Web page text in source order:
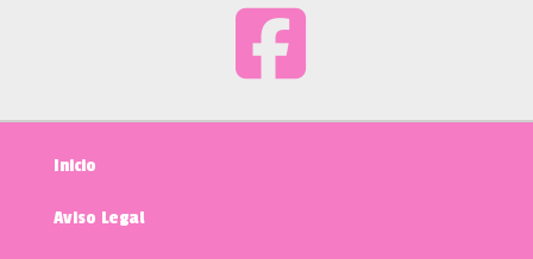
Inicio
Aviso Legal